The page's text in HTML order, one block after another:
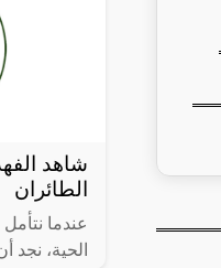
شاهد
الطائران
عندما
الحية،